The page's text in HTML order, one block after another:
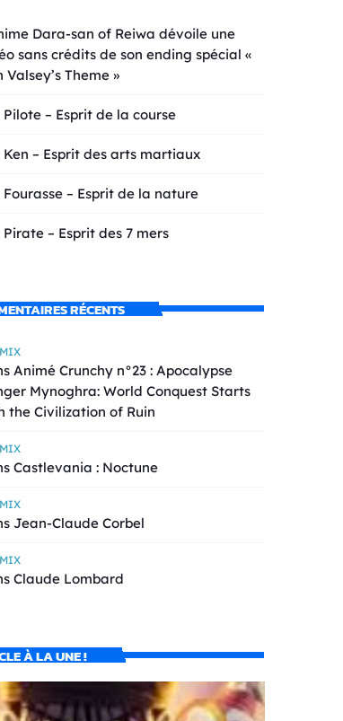
Dara-san of Reiwa dévoile une
sans crédits de son ending spécial «
Valsey’s Theme »
Pilote – Esprit de la course
Ken – Esprit des arts martiaux
Fourasse – Esprit de la nature
Pirate – Esprit des 7 mers
RÉCENTS
Animé Crunchy n°23 : Apocalypse
Mynoghra: World Conquest Starts
the Civilization of Ruin
Castlevania : Noctune
Jean-Claude Corbel
Claude Lombard
À LA UNE !